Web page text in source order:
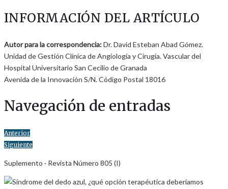
INFORMACIÓN DEL ARTÍCULO
Autor para la correspondencia:Dr. David Esteban Abad Gómez.
Unidad de Gestión Clínica de Angiología y Cirugía. Vascular del
Hospital Universitario San Cecilio de Granada
Avenida de la Innovación S/N. Código Postal 18016
Navegación de entradas
Anterior
Siguiente
Suplemento · Revista Número 805 (I)